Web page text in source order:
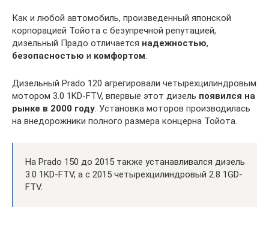
Как и любой автомобиль, произведенный японской
корпорацией Тойота с безупречной репутацией,
дизельный Прадо отличается надежностью,
безопасностью и комфортом.
Дизельный Prado 120 агрегировали четырехцилиндровым
мотором 3.0 1KD-FTV, впервые этот дизель появился на
рынке в 2000 году. Установка моторов производилась
на внедорожники полного размера концерна Тойота.
На Prado 150 до 2015 также устанавливался дизель
3.0 1KD-FTV, а с 2015 четырехцилиндровый 2.8 1GD-
FTV.